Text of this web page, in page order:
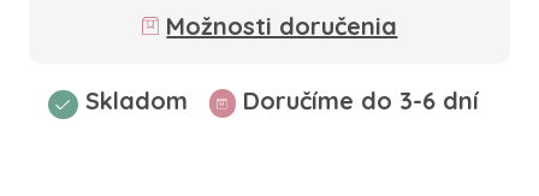
Možnosti doručenia
Skladom Doručíme do 3-6 dní